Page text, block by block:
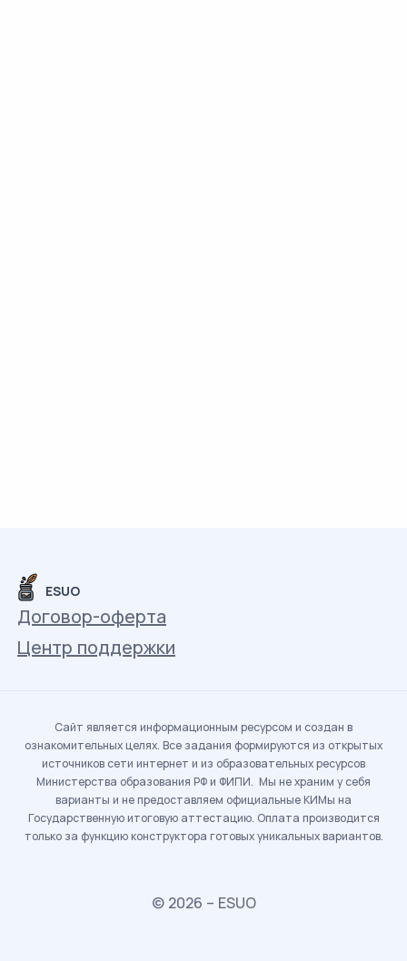
ESUO
Договор-оферта
Центр поддержки
Сайт является информационным ресурсом и создан в
ознакомительных целях. Все задания формируются из открытых
источников сети интернет и из образовательных ресурсов
Министерства образования РФ и ФИПИ. Мы не храним у себя
варианты и не предоставляем официальные КИМы на
Государственную итоговую аттестацию. Оплата производится
только за функцию конструктора готовых уникальных вариантов.
© 2026 – ESUO